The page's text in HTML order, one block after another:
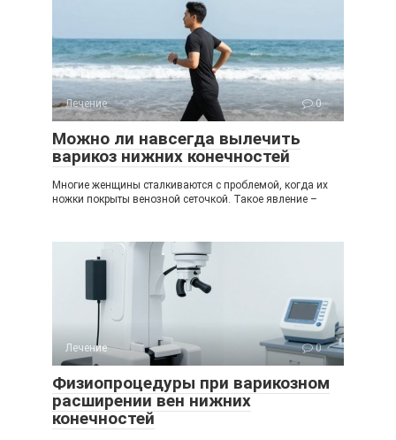
Лечение 0
Можно ли навсегда вылечить
варикоз нижних конечностей
Многие женщины сталкиваются с проблемой, когда их
ножки покрыты венозной сеточкой. Такое явление –
Лечение 0
Физиопроцедуры при варикозном
расширении вен нижних
конечностей